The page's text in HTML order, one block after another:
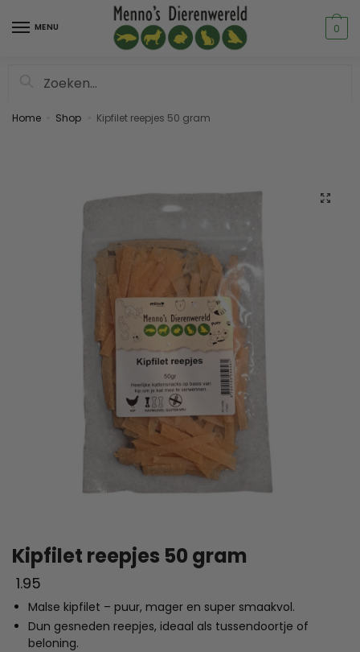
MENU 0
Home Shop Kipfilet reepjes 50 gram
Kipfilet reepjes 50 gram
1.95
Malse kipfilet – puur, mager en super smaakvol.
Dun gesneden reepjes, ideaal als tussendoortje of
beloning.